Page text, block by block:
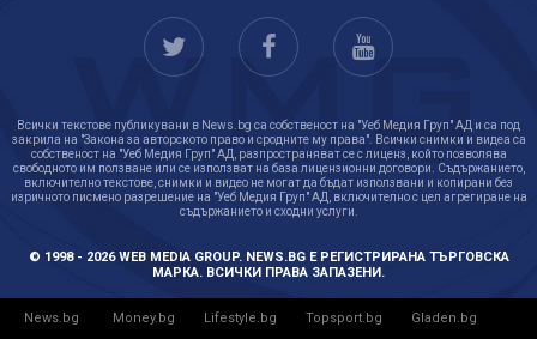
Всички текстове публикувани в News.bg са собственост на "Уеб Медия Груп" АД и са под
закрила на "Закона за авторското право и сродните му права". Всички снимки и видеа са
собственост на "Уеб Медия Груп" АД, разпространяват се с лиценз, който позволява
свободното им ползване или се използват на база лицензионни договори. Съдържанието,
включително текстове, снимки и видео не могат да бъдат използвани и копирани без
изричното писмено разрешение на "Уеб Медия Груп" АД, включително с цел агрегиране на
съдържанието и сходни услуги.
© 1998 - 2026 WEB MEDIA GROUP. NEWS.BG Е РЕГИСТРИРАНА ТЪРГОВСКА
МАРКА. ВСИЧКИ ПРАВА ЗАПАЗЕНИ.
News.bg Money.bg Lifestyle.bg Topsport.bg Gladen.bg